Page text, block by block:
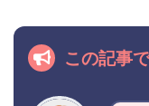
この記事